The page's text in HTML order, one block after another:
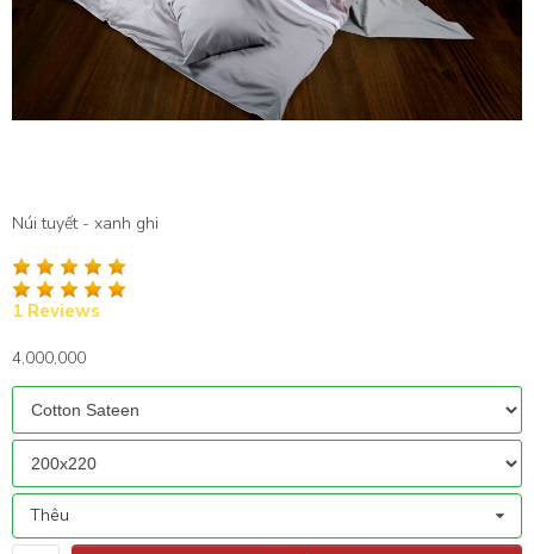
Núi tuyết - xanh ghi
1 Reviews
4,000,000
Thêu